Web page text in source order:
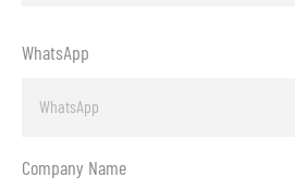
WhatsApp
Company Name